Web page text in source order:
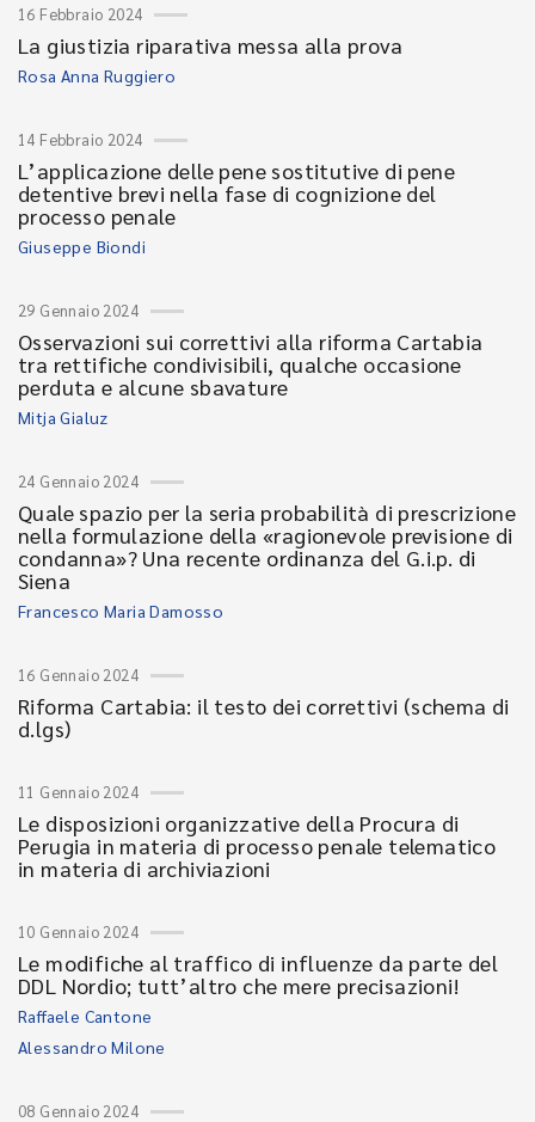
16 Febbraio 2024
La giustizia riparativa messa alla prova
Rosa Anna Ruggiero
14 Febbraio 2024
L’applicazione delle pene sostitutive di pene
detentive brevi nella fase di cognizione del
processo penale
Giuseppe Biondi
29 Gennaio 2024
Osservazioni sui correttivi alla riforma Cartabia
tra rettifiche condivisibili, qualche occasione
perduta e alcune sbavature
Mitja Gialuz
24 Gennaio 2024
Quale spazio per la seria probabilità di prescrizione
nella formulazione della «ragionevole previsione di
condanna»? Una recente ordinanza del G.i.p. di
Siena
Francesco Maria Damosso
16 Gennaio 2024
Riforma Cartabia: il testo dei correttivi (schema di
d.lgs)
11 Gennaio 2024
Le disposizioni organizzative della Procura di
Perugia in materia di processo penale telematico
in materia di archiviazioni
10 Gennaio 2024
Le modifiche al traffico di influenze da parte del
DDL Nordio; tutt’altro che mere precisazioni!
Raffaele Cantone
Alessandro Milone
08 Gennaio 2024